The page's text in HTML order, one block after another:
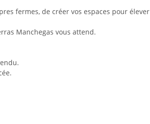
fermes, de créer vos espaces pour élever
Manchegas vous attend.